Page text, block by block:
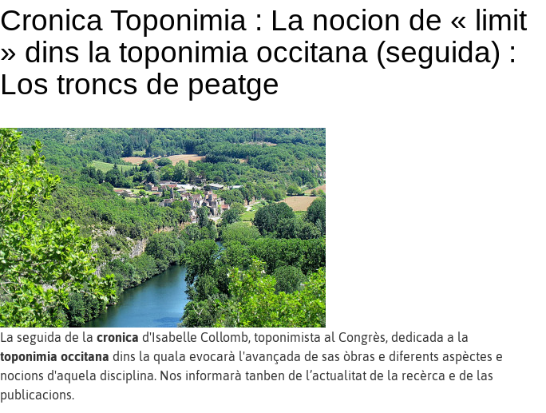
Cronica Toponimia : La nocion de « limit
» dins la toponimia occitana (seguida) :
Los troncs de peatge
La seguida de la cronica d'Isabelle Collomb, toponimista al Congrès, dedicada a la
toponimia occitana dins la quala evocarà l'avançada de sas òbras e diferents aspèctes e
nocions d'aquela disciplina. Nos informarà tanben de l’actualitat de la recèrca e de las
publicacions.